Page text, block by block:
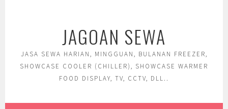
JAGOAN SEWA
JASA SEWA HARIAN, MINGGUAN, BULANAN FREEZER,
SHOWCASE COOLER (CHILLER), SHOWCASE WARMER
FOOD DISPLAY, TV, CCTV, DLL..